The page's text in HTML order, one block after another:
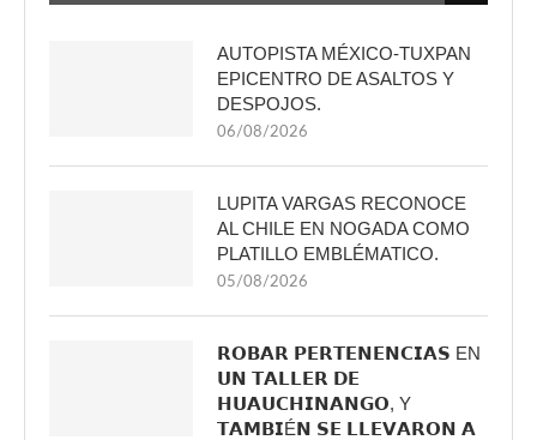
AUTOPISTA MÉXICO-TUXPAN
EPICENTRO DE ASALTOS Y
DESPOJOS.
06/08/2026
LUPITA VARGAS RECONOCE
AL CHILE EN NOGADA COMO
PLATILLO EMBLÉMATICO.
05/08/2026
𝗥𝗢𝗕𝗔𝗥 𝗣𝗘𝗥𝗧𝗘𝗡𝗘𝗡𝗖𝗜𝗔𝗦 EN
𝗨𝗡 𝗧𝗔𝗟𝗟𝗘𝗥 𝗗𝗘
𝗛𝗨𝗔𝗨𝗖𝗛𝗜𝗡𝗔𝗡𝗚𝗢, Y
𝗧𝗔𝗠𝗕𝗜É𝗡 𝗦𝗘 𝗟𝗟𝗘𝗩𝗔𝗥𝗢𝗡 𝗔